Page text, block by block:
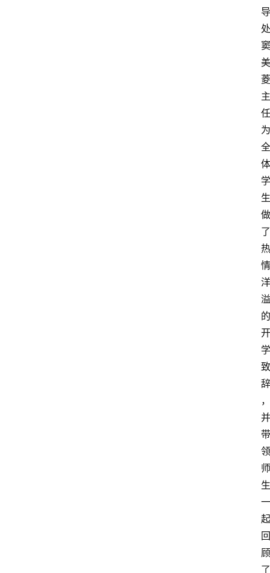
导
处
窦
美
菱
主
任
为
全
体
学
生
做
了
热
情
洋
溢
的
开
学
致
辞
，
并
带
领
师
生
一
起
回
顾
了